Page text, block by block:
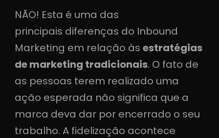
NÃO! Esta é uma das
principais diferenças do Inbound
Marketing em relação às estratégias
de marketing tradicionais. O fato de
as pessoas terem realizado uma
ação esperada não significa que a
marca deva dar por encerrado o seu
trabalho. A fidelização acontece